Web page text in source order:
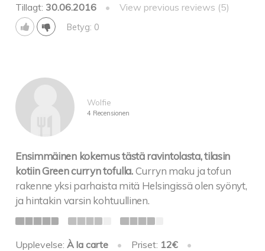
Tillagt: 30.06.2016 • View previous reviews (5)
Betyg: 0
Wolfie
4 Recensionen
Ensimmäinen kokemus tästä ravintolasta, tilasin
kotiin Green curryn tofulla. Curryn maku ja tofun
rakenne yksi parhaista mitä Helsingissä olen syönyt,
ja hintakin varsin kohtuullinen.
Upplevelse:À la carte • Priset: 12€
•